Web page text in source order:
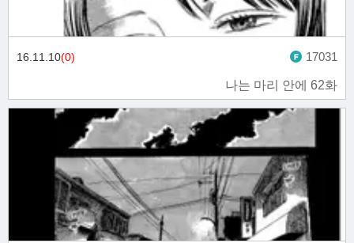
나는 마리 안에 62화
16.11.10(0) 17031